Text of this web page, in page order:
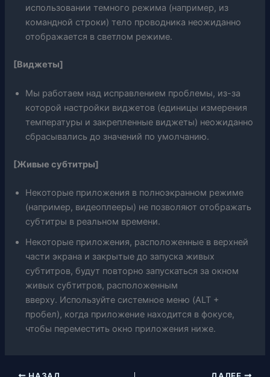
использовании темного режима (например, из
командной строки) тело проводника неожиданно
отображается в светлом режиме.
[Виджеты]
Мы работаем над исправлением проблемы, из-за
которой настройки виджетов (единицы измерения
температуры и закрепленные виджеты) неожиданно
сбрасывались до значений по умолчанию.
[Живые субтитры]
Некоторые приложения в полноэкранном режиме
(например, видеоплееры) не позволяют отображать
субтитры в реальном времени.
Некоторые приложения, расположенные в верхней
части экрана и закрытые до запуска живых
субтитров, будут повторно запускаться за окном
живых субтитров, расположенным
вверху. Используйте системное меню (ALT +
пробел), когда приложение находится в фокусе,
чтобы переместить окно приложения ниже.